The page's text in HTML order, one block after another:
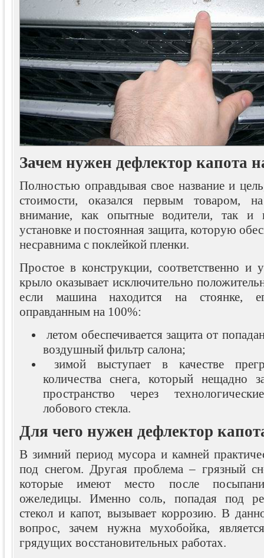
Зачем нужен дефлектор капота
Полностью оправдывая свое название и
стоимости, оказался первым товаром,
внимание, как опытные водители, так и
установке и постоянная защита, которую
несравнима с поклейкой пленки.
Простое в конструкции, соответственно и
крыло оказывает исключительно
если машина находится на стоянке,
оправданным на 100%:
летом обеспечивается защита от
воздушный фильтр салона;
зимой выступает в качестве
количества снега, который нещадно
пространство через
лобового стекла.
Для чего нужен дефлектор
В зимний период мусора и камней
под снегом. Другая проблема – грязный
которые имеют место после
ожеледицы. Именно соль, попадая под
стекол и капот, вызывает коррозию. В
вопрос, зачем нужна мухобойка,
грядущих восстановительных работах.